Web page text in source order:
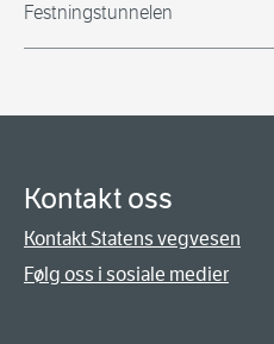
Festningstunnelen
Kontakt oss
Kontakt Statens vegvesen
Følg oss i sosiale medier